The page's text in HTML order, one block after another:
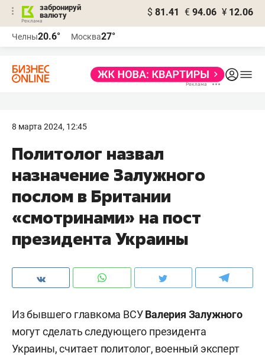
забронируй
валюту
$ 81.41 € 94.06 ¥ 12.06
Челны20.6° Москва27°
8 марта 2024, 12:45
Политолог назвал
назначение Залужного
послом в Британии
«смотринами» на пост
президента Украины
Из бывшего главкома ВСУВалерия Залужного
могут сделать следующего президента
Украины, считает политолог, военный эксперт